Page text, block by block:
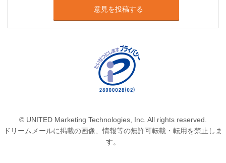
意見を投稿する
© UNITED Marketing Technologies, Inc. All rights reserved.
ドリームメールに掲載の画像、情報等の無許可転載・転用を禁止しま
す。